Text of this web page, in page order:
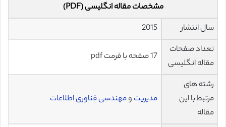
مشخصات مقاله انگلیسی (PDF)
سال انتشار
2015
تعداد صفحات
مقاله انگلیسی
17 صفحه با فرمت pdf
رشته های
مرتبط با این
مقاله
مدیریت ومهندسی فناوری اطلاعات